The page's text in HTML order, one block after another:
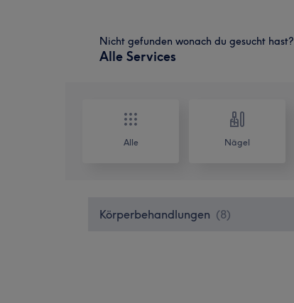
Nicht gefunden wonach du gesucht hast?
Alle Services
Alle Nägel
Körperbehandlungen (8)